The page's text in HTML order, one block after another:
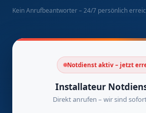
Kein Anrufbeantworter – 24/7 persönlich
Notdienst aktiv – jetzt
Installateur
Direkt anrufen – wir sind